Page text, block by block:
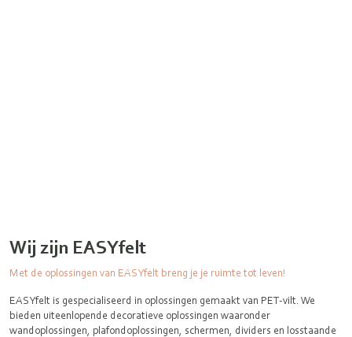
Wij zijn EASYfelt
Met de oplossingen van EASYfelt breng je je ruimte tot leven!
EASYfelt is gespecialiseerd in oplossingen gemaakt van PET-vilt. We
bieden uiteenlopende decoratieve oplossingen waaronder
wandoplossingen, plafondoplossingen, schermen, dividers en losstaande